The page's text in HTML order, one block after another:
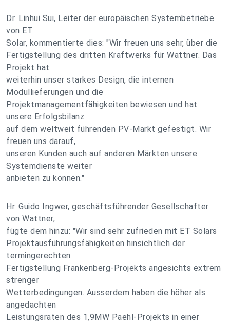
Dr. Linhui Sui, Leiter der europäischen Systembetriebe
von ET
Solar, kommentierte dies: "Wir freuen uns sehr, über die
Fertigstellung des dritten Kraftwerks für Wattner. Das
Projekt hat
weiterhin unser starkes Design, die internen
Modullieferungen und die
Projektmanagementfähigkeiten bewiesen und hat
unsere Erfolgsbilanz
auf dem weltweit führenden PV-Markt gefestigt. Wir
freuen uns darauf,
unseren Kunden auch auf anderen Märkten unsere
Systemdienste weiter
anbieten zu können."
Hr. Guido Ingwer, geschäftsführender Gesellschafter
von Wattner,
fügte dem hinzu: "Wir sind sehr zufrieden mit ET Solars
Projektausführungsfähigkeiten hinsichtlich der
termingerechten
Fertigstellung Frankenberg-Projekts angesichts extrem
strenger
Wetterbedingungen. Ausserdem haben die höher als
angedachten
Leistungsraten des 1,9MW Paehl-Projekts in einer